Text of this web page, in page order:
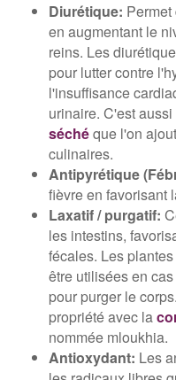
Diurétique:
en augmentant le
reins. Les
pour lutter contre
l'insuffisance
urinaire. C'est
séchéque l'on
culinaires.
Antipyrétique
fièvre en favorisant
Laxatif / purgatif:
les intestins,
fécales. Les
être utilisées en
pour purger le
propriété avec la
nommée mloukhia.
Antioxydant: Les